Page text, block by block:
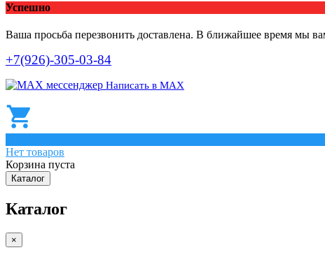
Успешно
Ваша просьба перезвонить доставлена. В ближайшее время мы
+7(926)-305-03-84
Написать в МАХ
Нет товаров
Корзина пуста
Каталог
Каталог
×